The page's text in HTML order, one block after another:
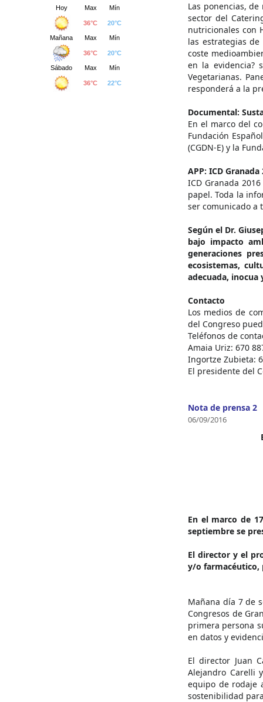
Las ponencias,
sector del
nutricionales con
las estrategias
coste
en la evidencia?
Vegetarianas.
responderá a la
Documental:
En el marco del
Fundación
(CGDN-E) y la
APP: ICD Granada
ICD Granada
papel. Toda la
ser comunicado a
Según el Dr.
bajo impacto
generaciones
ecosistemas,
adecuada, inocua
Contacto
Los medios de
del Congreso
Teléfonos de
Amaia Uriz: 670
Ingortze Zubieta:
El presidente del
Nota de prensa 2
06/09/2016
En el marco de
septiembre se
El director y el
y/o farmacéutico,
Mañana día 7 de
Congresos de
primera persona
en datos y
El director Juan
Alejandro Carelli
equipo de rodaje
sostenibilidad